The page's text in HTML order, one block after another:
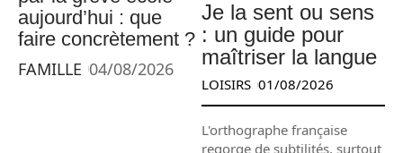
aujourd’hui : que
faire concrètement ?
FAMILLE 04/08/2026
Je la sent ou sens
: un guide pour
maîtriser la langue
LOISIRS 01/08/2026
L'orthographe française
regorge de subtilités, surtout